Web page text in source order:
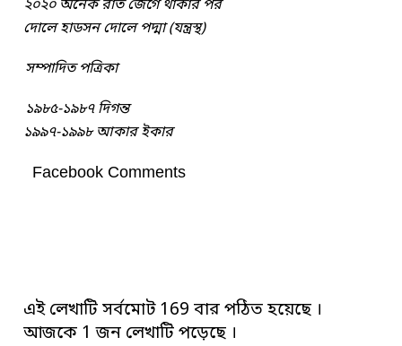
২০২০ অনেক রাত জেগে থাকার পর
দোলে হাডসন দোলে পদ্মা (যন্ত্রস্থ)
সম্পাদিত পত্রিকা
১৯৮৫-১৯৮৭ দিগন্ত
১৯৯৭-১৯৯৮ আকার ইকার
Facebook Comments
এই লেখাটি সর্বমোট 169 বার পঠিত হয়েছে ।
আজকে 1 জন লেখাটি পড়েছে ।